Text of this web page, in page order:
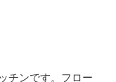
チンです。フロー